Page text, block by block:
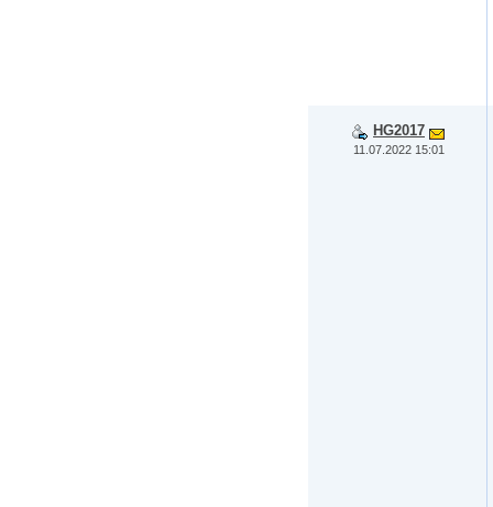
HG2017
11.07.2022 15:01